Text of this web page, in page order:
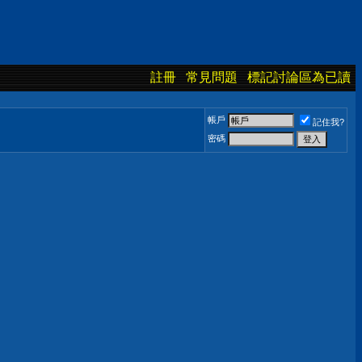
註冊 常見問題 標記討論區為已讀
帳戶
記住我?
密碼